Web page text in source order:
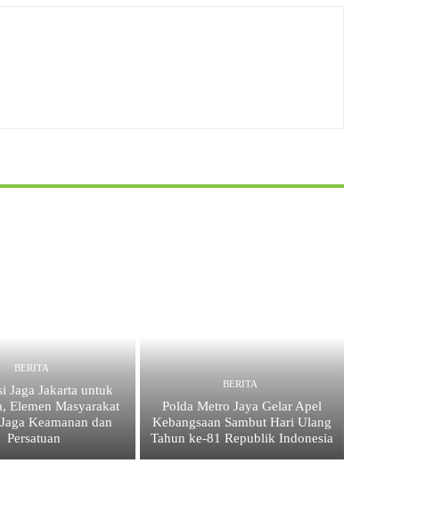
BERITA
Jaga Jakarta untuk
Elemen Masyarakat
Keamanan dan
Persatuan
BERITA
Polda Metro Jaya Gelar Apel
Kebangsaan Sambut Hari Ulang
Tahun ke-81 Republik Indonesia